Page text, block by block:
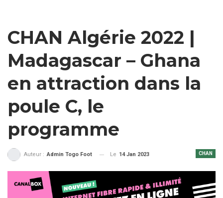
CHAN Algérie 2022 |
Madagascar – Ghana
en attraction dans la
poule C, le
programme
CHAN
Auteur : Admin Togo Foot Le 14 Jan 2023